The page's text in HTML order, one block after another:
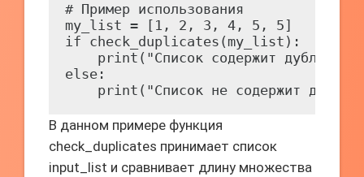
# Пример использования
my_list = [1, 2, 3, 4, 5, 5]
if check_duplicates(my_list):
    print("Список содержит дубли")
else:
В данном примере функция
check_duplicates принимает список
input_list и сравнивает длину множества